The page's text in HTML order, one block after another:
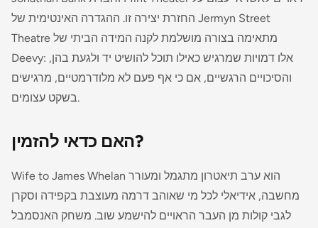
החזרת יצירה זו. ההגדרה האינטימית של Jermyn Street
Theatre מתאימה בצורה מושלמת לקנה המידה הביתי של
Deevy: אלו דמויות שמרגיש כאילו תוכל להושיט יד ולגעת בהן,
והסיכויים הרגשיים, אם כי אף פעם לא מלודרמטיים, מרגישים
בשקט עצומים.
האם כדאי להזמין?
Wife to James Whelan
מחשבה, אידיאלי לכל מי שאוהב דרמה מעוצבת בקפידה וסקרן
לגבי קולות מן העבר הראויים להישמע שוב. משחק האנסמבל